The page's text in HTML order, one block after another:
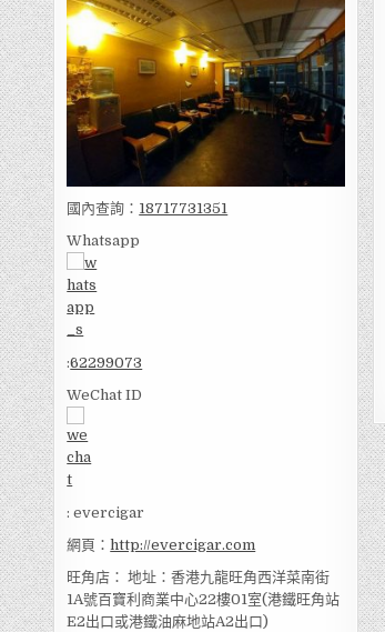
國內查詢： 18717731351
Whatsapp
:62299073
WeChat ID
: evercigar
網頁：http://evercigar.com
旺角店： 地址：香港九龍旺角西洋菜南街
1A號百寶利商業中心22樓01室(港鐵旺角站
E2出口或港鐵油麻地站A2出口)